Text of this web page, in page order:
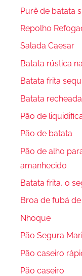
Purê de batata
Repolho
Salada Caesar
Batata rústica
Batata frita
Batata recheada
Pão de
Pão de batata
Pão de alho
amanhecido
Batata frita, o
Broa de fubá
Nhoque
Pão Segura
Pão caseiro
Pão caseiro